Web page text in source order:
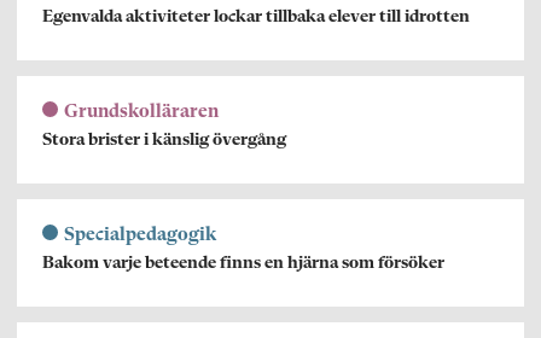
Egenvalda aktiviteter lockar tillbaka elever till idrotten
Grundskolläraren
Stora brister i känslig övergång
Specialpedagogik
Bakom varje beteende finns en hjärna som försöker